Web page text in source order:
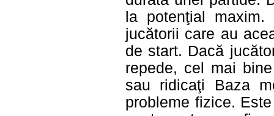
la potenţial
jucătorii care au
de start. Dacă
repede, cel mai
sau ridicaţi Baza
probleme fizice.